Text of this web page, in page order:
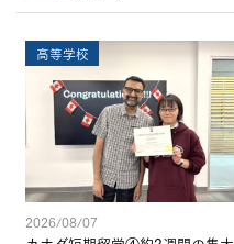
高等学校
2026/08/07